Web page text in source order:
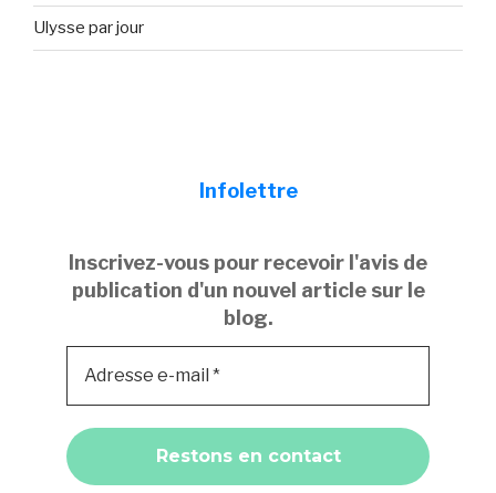
Ulysse par jour
Infolettre
Inscrivez-vous pour recevoir l'avis de
publication d'un nouvel article sur le
blog.